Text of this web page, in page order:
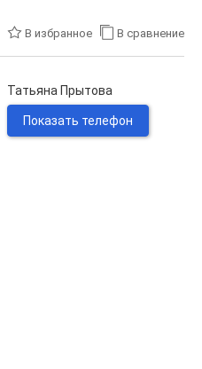
В избранное В сравнение
Татьяна Прытова
Показать телефон